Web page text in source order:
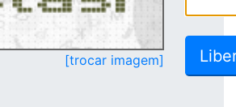
[trocar imagem]